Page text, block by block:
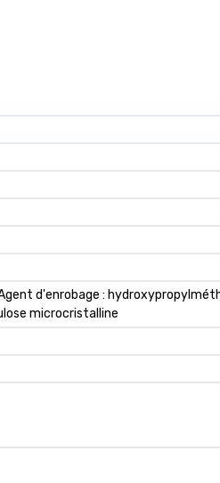
d'enrobage :
microcristalline